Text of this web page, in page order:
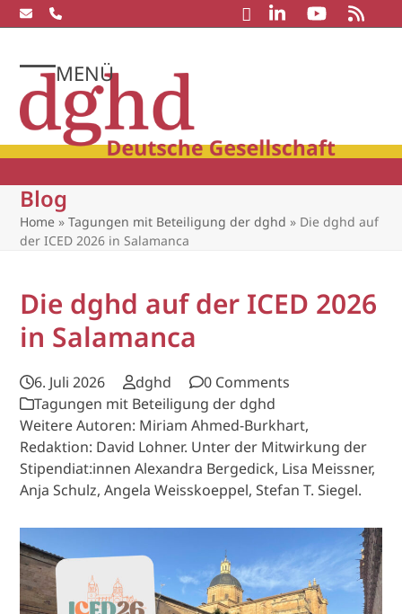
Skip
to
MENÜ
Open
mobile
menu
Close
mobile
menu
Blog
Home »Tagungen mit Beteiligung der dghd » Die dghd auf
der ICED 2026 in Salamanca
Die dghd auf der ICED 2026
in Salamanca
6. Juli 2026 dghd
0 Comments
Tagungen mit Beteiligung der dghd
Weitere Autoren: Miriam Ahmed-Burkhart,
Redaktion: David Lohner. Unter der Mitwirkung der
Stipendiat:innen Alexandra Bergedick, Lisa Meissner,
Anja Schulz, Angela Weisskoeppel, Stefan T. Siegel.